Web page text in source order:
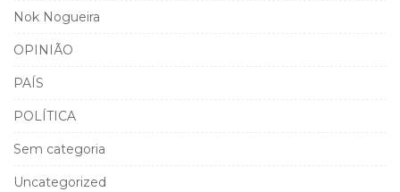
Nok Nogueira
OPINIÃO
PAÍS
POLÍTICA
Sem categoria
Uncategorized